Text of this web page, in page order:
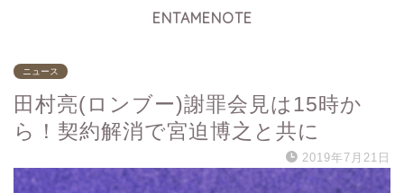
ENTAMENOTE
ニュース
田村亮(ロンブー)謝罪会見は15時か
ら！契約解消で宮迫博之と共に
2019年7月21日